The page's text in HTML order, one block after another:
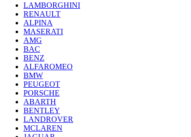
LAMBORGHINI
RENAULT
ALPINA
MASERATI
AMG
BAC
BENZ
ALFAROMEO
BMW
PEUGEOT
PORSCHE
ABARTH
BENTLEY
LANDROVER
MCLAREN